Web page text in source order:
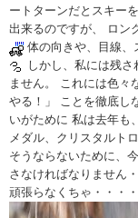
ートターンだとスキー
出来るのですが、 ロン
体の向きや、目線、
しかし、私には残
ません。 これには色々
やる！」 ことを徹底し
いがために 私は去年も
メダル、クリスタルト
そうならないために、
さなければなりません
頑張らなくちゃ・・・・